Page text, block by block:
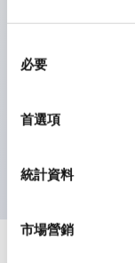
必要
首選項
統計資料
市場營銷
（IEC60947-
指示燈採用大
性。
線引起的反光。